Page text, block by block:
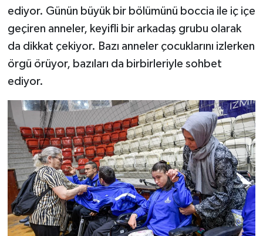
ediyor. Günün büyük bir bölümünü boccia ile iç içe
geçiren anneler, keyifli bir arkadaş grubu olarak
da dikkat çekiyor. Bazı anneler çocuklarını izlerken
örgü örüyor, bazıları da birbirleriyle sohbet
ediyor.